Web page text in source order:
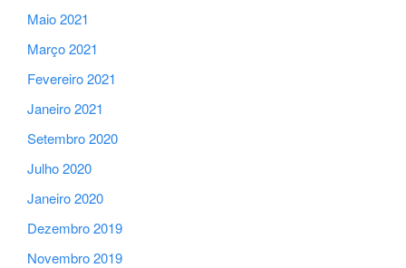
Maio 2021
Março 2021
Fevereiro 2021
Janeiro 2021
Setembro 2020
Julho 2020
Janeiro 2020
Dezembro 2019
Novembro 2019